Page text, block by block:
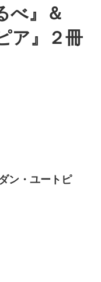
べ』＆
ア』２冊
ン・ユートピ